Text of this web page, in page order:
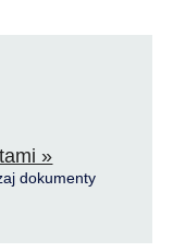
»
dokumenty